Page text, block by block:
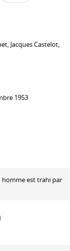
, Jacques Castelot,
1953
homme est trahi par